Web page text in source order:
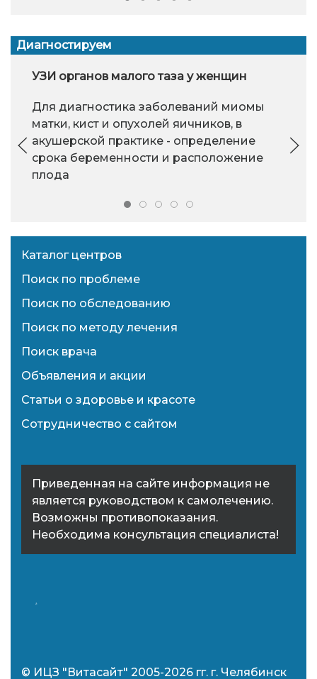
Диагностируем
УЗИ органов малого таза у женщин
Для диагностика заболеваний миомы
матки, кист и опухолей яичников, в
акушерской практике - определение
срока беременности и расположение
плода
Каталог центров
Поиск по проблеме
Поиск по обследованию
Поиск по методу лечения
Поиск врача
Объявления и акции
Статьи о здоровье и красоте
Сотрудничество с сайтом
Приведенная на сайте информация не
является руководством к самолечению.
Возможны противопоказания.
Необходима консультация специалиста!
© ИЦЗ "Витасайт" 2005-2026 гг. г. Челябинск